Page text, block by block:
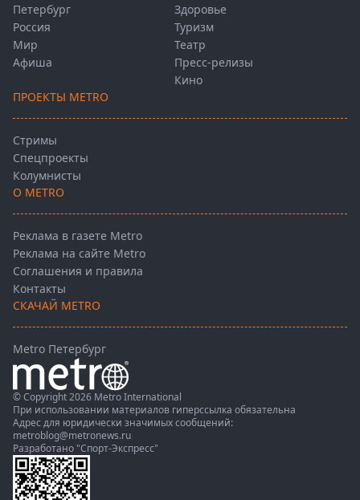
Петербург
Россия
Мир
Афиша
Здоровье
Туризм
Театр
Пресс-релизы
Кино
ПРОЕКТЫ METRO
Стримы
Спецпроекты
Колумнисты
О METRO
Реклама в газете Metro
Реклама на сайте Metro
Соглашения и правила
Контакты
СКАЧАЙ METRO
Metro Петербург
© Copyright 2026 Metro International
При использовании материалов гиперссылка обязательна
Адрес для юридически значимых сообщений:
metroblog@metronews.ru
Разработано "Спорт-Экспресс"